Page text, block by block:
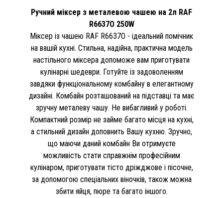
Ручний міксер з металевою чашею на 2л RAF
R6637O 250W
Міксер із чашею RAF R6637O - ідеальний помічник
на вашій кухні. Стильна, надійна, практична модель
настільного міксера допоможе вам приготувати
кулінарні шедеври. Готуйте із задоволенням
завдяки функціональному комбайну в елегантному
дизайні. Комбайн розташований на підставці та має
зручну металеву чашу. Не вибагливий у роботі.
Компактний розмір не займе багато місця на кухні,
а стильний дизайн доповнить Вашу кухню. Зручно,
що маючи даний комбайн Ви отримуєте
можливість стати справжнім професійним
кулінаром, приготувати тісто дріжджове і пісочне,
за допомогою спеціальних віночків, також можна
збити яйця, пюре та багато іншого.